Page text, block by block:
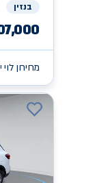
בנזין
מחירון